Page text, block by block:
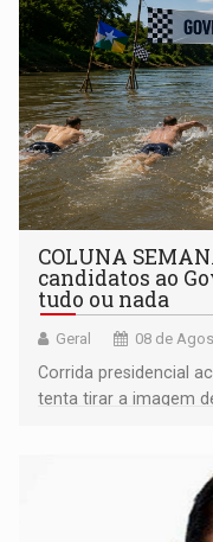
COLUNA
candidatos ao
tudo ou nada
Geral 08 de
Corrida presidencial
tenta tirar a imagem
não ter entrado no